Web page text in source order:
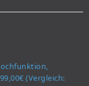
(Vergleich: